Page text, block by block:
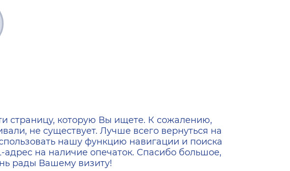
найдена
страницу, которую Вы ищете. К сожалению,
не существует. Лучше всего вернуться на
нашу функцию навигации и поиска
на наличие опечаток. Спасибо большое,
рады Вашему визиту!